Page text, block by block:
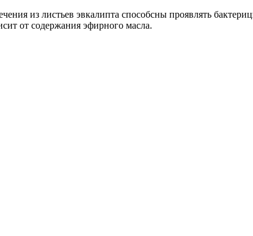
из листьев эвкалипта способсны проявлять
от содержания эфирного масла.